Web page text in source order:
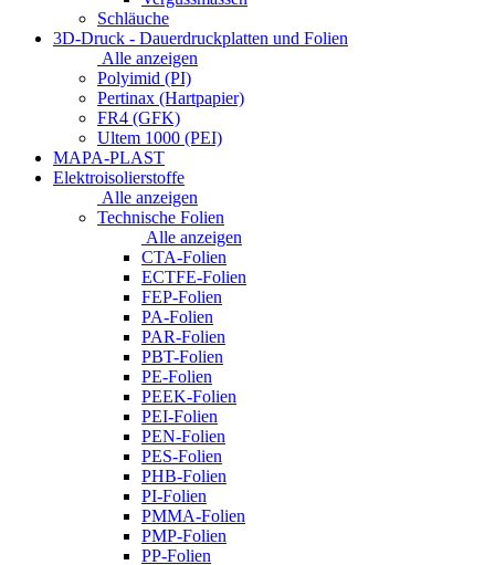
Schläuche
3D-Druck - Dauerdruckplatten und Folien
Alle anzeigen
Polyimid (PI)
Pertinax (Hartpapier)
FR4 (GFK)
Ultem 1000 (PEI)
MAPA-PLAST
Elektroisolierstoffe
Alle anzeigen
Technische Folien
Alle anzeigen
CTA-Folien
ECTFE-Folien
FEP-Folien
PA-Folien
PAR-Folien
PBT-Folien
PE-Folien
PEEK-Folien
PEI-Folien
PEN-Folien
PES-Folien
PHB-Folien
PI-Folien
PMMA-Folien
PMP-Folien
PP-Folien